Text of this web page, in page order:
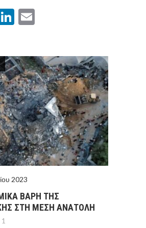
LinkedIn
2023
ΒΑΡΗ ΤΗΣ
ΣΤΗ ΜΕΣΗ ΑΝΑΤΟΛΗ